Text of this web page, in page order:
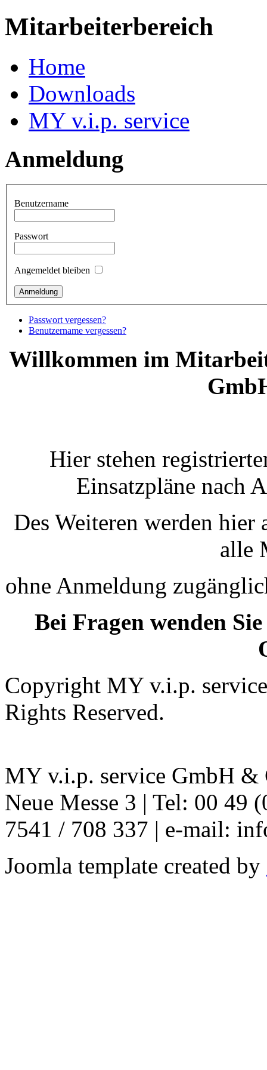
Mitarbeiterbereich
Home
Downloads
MY v.i.p. service
Anmeldung
Benutzername
Passwort
Angemeldet bleiben
Passwort vergessen?
Benutzername vergessen?
Willkommen im
Hier stehen
Einsatzpläne nach
Des Weiteren werden
alle
ohne Anmeldung
Bei Fragen wenden
Copyright MY v.i.p.
Rights Reserved.
MY v.i.p. service GmbH &
Neue Messe 3 | Tel: 00 49
7541 / 708 337 | e-mail:
Joomla template created by